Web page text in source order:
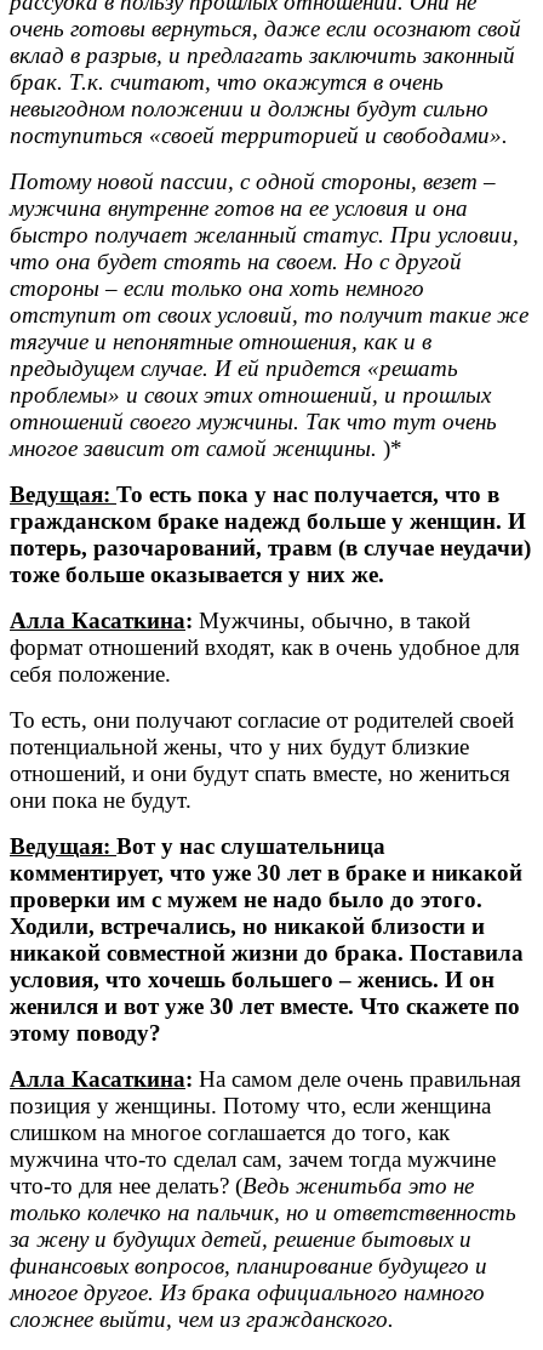
очень готовы вернуться, даже если осознают свой
вклад в разрыв, и предлагать заключить законный
брак. Т.к. считают, что окажутся в очень
невыгодном положении и должны будут сильно
поступиться «своей территорией и свободами».
Потому новой пассии, с одной стороны, везет –
мужчина внутренне готов на ее условия и она
быстро получает желанный статус. При условии,
что она будет стоять на своем. Но с другой
стороны – если только она хоть немного
отступит от своих условий, то получит такие же
тягучие и непонятные отношения, как и в
предыдущем случае. И ей придется «решать
проблемы» и своих этих отношений, и прошлых
отношений своего мужчины. Так что тут очень
многое зависит от самой женщины. )*
Ведущая: То есть пока у нас получается, что в
гражданском браке надежд больше у женщин. И
потерь, разочарований, травм (в случае неудачи)
тоже больше оказывается у них же.
Алла Касаткина: Мужчины, обычно, в такой
формат отношений входят, как в очень удобное для
себя положение.
То есть, они получают согласие от родителей своей
потенциальной жены, что у них будут близкие
отношений, и они будут спать вместе, но жениться
они пока не будут.
Ведущая: Вот у нас слушательница
комментирует, что уже 30 лет в браке и никакой
проверки им с мужем не надо было до этого.
Ходили, встречались, но никакой близости и
никакой совместной жизни до брака. Поставила
условия, что хочешь большего – женись. И он
женился и вот уже 30 лет вместе. Что скажете по
этому поводу?
Алла Касаткина: На самом деле очень правильная
позиция у женщины. Потому что, если женщина
слишком на многое соглашается до того, как
мужчина что-то сделал сам, зачем тогда мужчине
что-то для нее делать? (Ведь женитьба это не
только колечко на пальчик, но и ответственность
за жену и будущих детей, решение бытовых и
финансовых вопросов, планирование будущего и
многое другое. Из брака официального намного
сложнее выйти, чем из гражданского.